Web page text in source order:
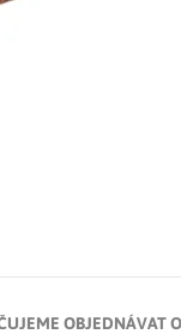
OBJEDNÁVAT